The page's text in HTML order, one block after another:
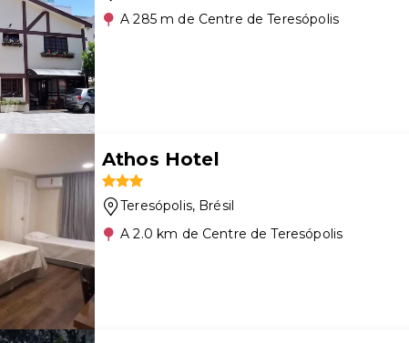
A 285 m de Centre de Teresópolis
Athos Hotel
Teresópolis, Brésil
A 2.0 km de Centre de Teresópolis